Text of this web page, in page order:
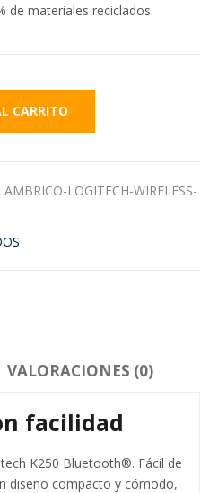
de materiales reciclados.
CARRITO
LOGITECH-WIRELESS-
VALORACIONES (0)
facilidad
K250 Bluetooth®. Fácil de
diseño compacto y cómodo,